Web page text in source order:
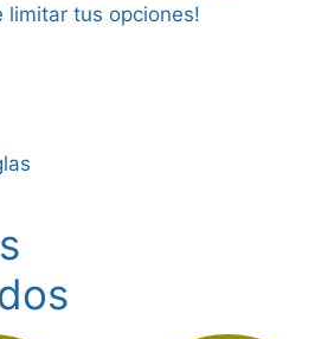
limitar tus opciones!